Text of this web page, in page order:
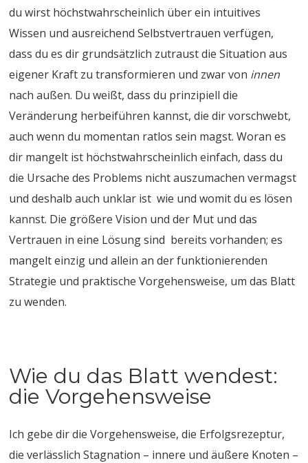
du wirst höchstwahrscheinlich über ein intuitives
Wissen und ausreichend Selbstvertrauen verfügen,
dass du es dir grundsätzlich zutraust die Situation aus
eigener Kraft zu transformieren und zwar von innen
nach außen. Du weißt, dass du prinzipiell die
Veränderung herbeiführen kannst, die dir vorschwebt,
auch wenn du momentan ratlos sein magst. Woran es
dir mangelt ist höchstwahrscheinlich einfach, dass du
die Ursache des Problems nicht auszumachen vermagst
und deshalb auch unklar ist wie und womit du es lösen
kannst. Die größere Vision und der Mut und das
Vertrauen in eine Lösung sind bereits vorhanden; es
mangelt einzig und allein an der funktionierenden
Strategie und praktische Vorgehensweise, um das Blatt
zu wenden.
Wie du das Blatt wendest:
die Vorgehensweise
Ich gebe dir die Vorgehensweise, die Erfolgsrezeptur,
die verlässlich Stagnation – innere und äußere Knoten –